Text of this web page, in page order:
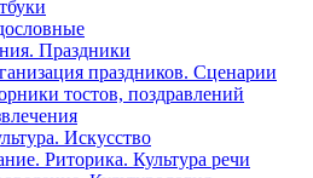
Праздники
праздников. Сценарии
тостов, поздравлений
Искусство
Риторика. Культура речи